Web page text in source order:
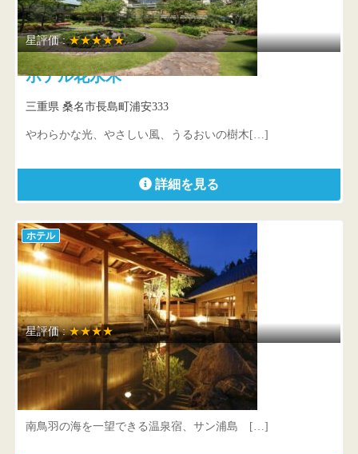
星評価 :★★★★★
ホテル花水木
三重県 桑名市長島町浦安333
やわらかな光、やさしい風、うるおいの樹木[…]
詳細を見る
ホテル
星評価 :★★★★
サン浦島 悠季の里
三重県 鳥羽市本浦温泉
南鳥羽の海を一望できる温泉宿、サン浦島 […]